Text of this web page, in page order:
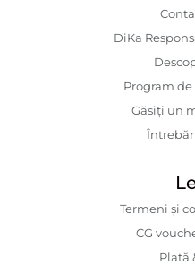
DiKa
Program
Găsiți un
Termeni și
CG
Plată